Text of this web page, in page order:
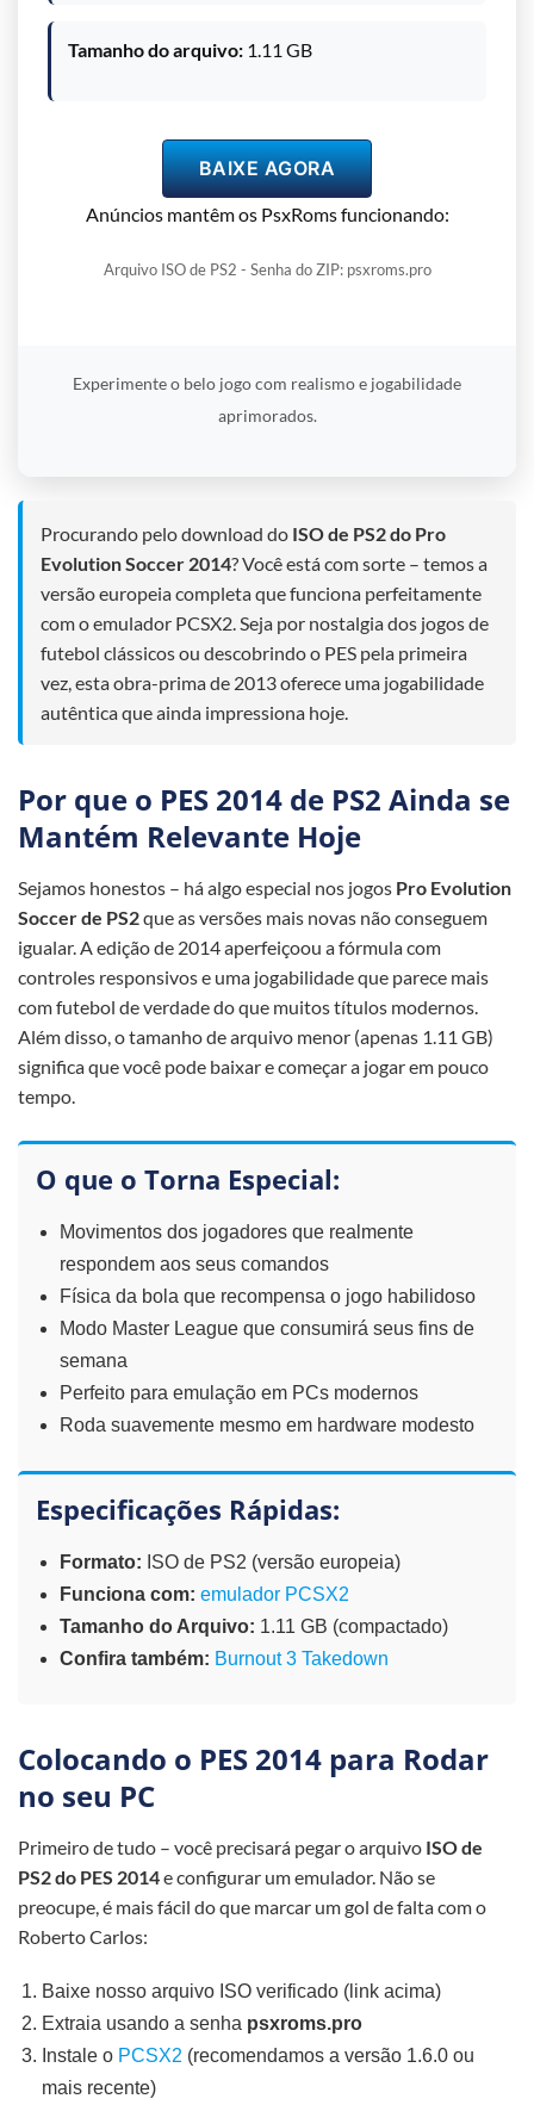
Tamanho do arquivo: 1.11 GB
BAIXE AGORA
Anúncios mantêm os PsxRoms funcionando:
Arquivo ISO de PS2 - Senha do ZIP: psxroms.pro
Experimente o belo jogo com realismo e jogabilidade
aprimorados.
Procurando pelo download do ISO de PS2 do Pro
Evolution Soccer 2014? Você está com sorte – temos a
versão europeia completa que funciona perfeitamente
com o emulador PCSX2. Seja por nostalgia dos jogos de
futebol clássicos ou descobrindo o PES pela primeira
vez, esta obra-prima de 2013 oferece uma jogabilidade
autêntica que ainda impressiona hoje.
Por que o PES 2014 de PS2 Ainda se
Mantém Relevante Hoje
Sejamos honestos – há algo especial nos jogos Pro Evolution
Soccer de PS2que as versões mais novas não conseguem
igualar. A edição de 2014 aperfeiçoou a fórmula com
controles responsivos e uma jogabilidade que parece mais
com futebol de verdade do que muitos títulos modernos.
Além disso, o tamanho de arquivo menor (apenas 1.11 GB)
significa que você pode baixar e começar a jogar em pouco
tempo.
O que o Torna Especial:
Movimentos dos jogadores que realmente
respondem aos seus comandos
Física da bola que recompensa o jogo habilidoso
Modo Master League que consumirá seus fins de
semana
Perfeito para emulação em PCs modernos
Roda suavemente mesmo em hardware modesto
Especificações Rápidas:
Formato: ISO de PS2 (versão europeia)
Funciona com: emulador PCSX2
Tamanho do Arquivo: 1.11 GB (compactado)
Confira também: Burnout 3 Takedown
Colocando o PES 2014 para Rodar
no seu PC
Primeiro de tudo – você precisará pegar o arquivo ISO de
PS2 do PES 2014e configurar um emulador. Não se
preocupe, é mais fácil do que marcar um gol de falta com o
Roberto Carlos:
Baixe nosso arquivo ISO verificado (link acima)
Extraia usando a senha psxroms.pro
Instale o PCSX2 (recomendamos a versão 1.6.0 ou
mais recente)